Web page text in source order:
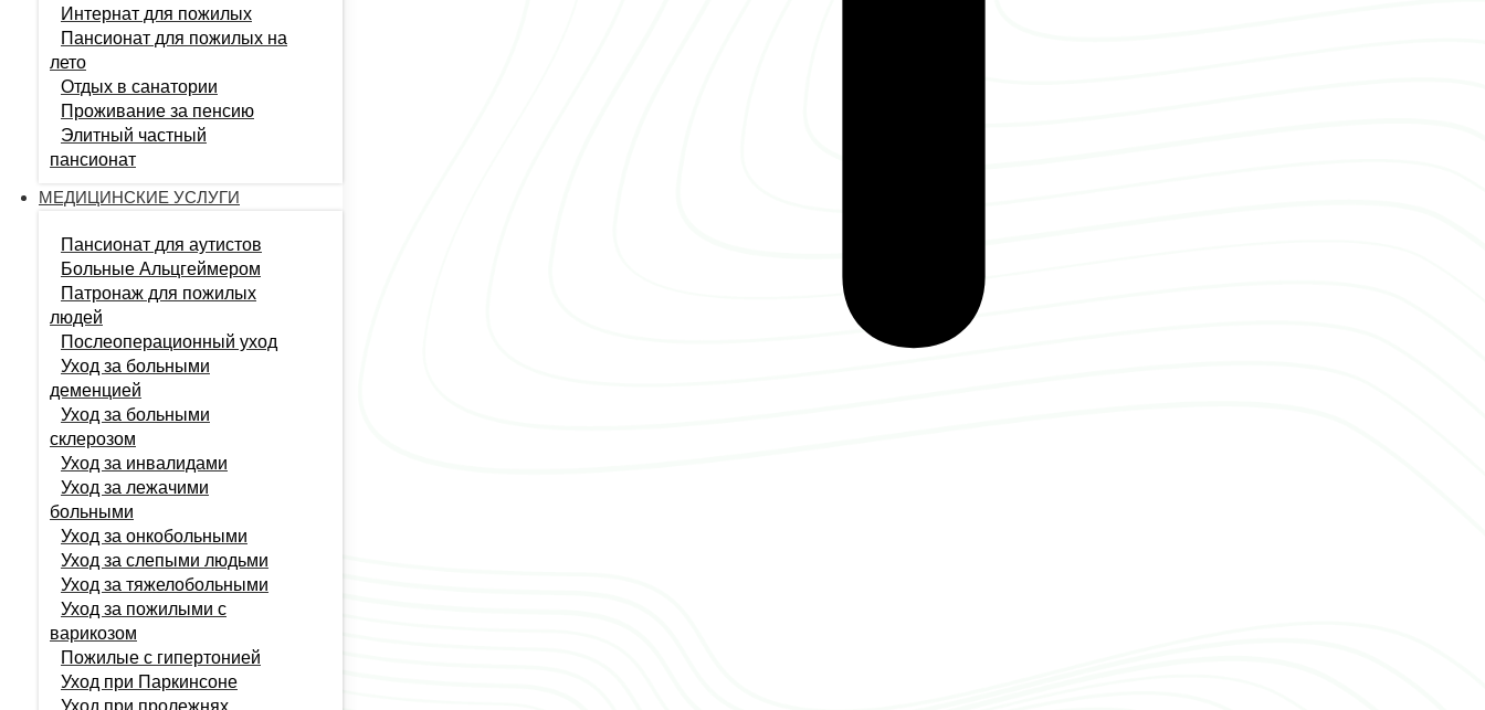
Интернат для пожилых
Пансионат для пожилых на
лето
Отдых в санатории
Проживание за пенсию
Элитный частный
пансионат
МЕДИЦИНСКИЕ УСЛУГИ
Пансионат для аутистов
Больные Альцгеймером
Патронаж для пожилых
людей
Послеоперационный уход
Уход за больными
деменцией
Уход за больными
склерозом
Уход за инвалидами
Уход за лежачими
больными
Уход за онкобольными
Уход за слепыми людьми
Уход за тяжелобольными
Уход за пожилыми с
варикозом
Пожилые с гипертонией
Уход при Паркинсоне
Уход при пролежнях
Продолжая просмотр сайта, я
соглашаюсь с использованием файлов
cookie в соответствии сПолитикой
конфиденциальности
Отказаться
Политика конфиденциальности